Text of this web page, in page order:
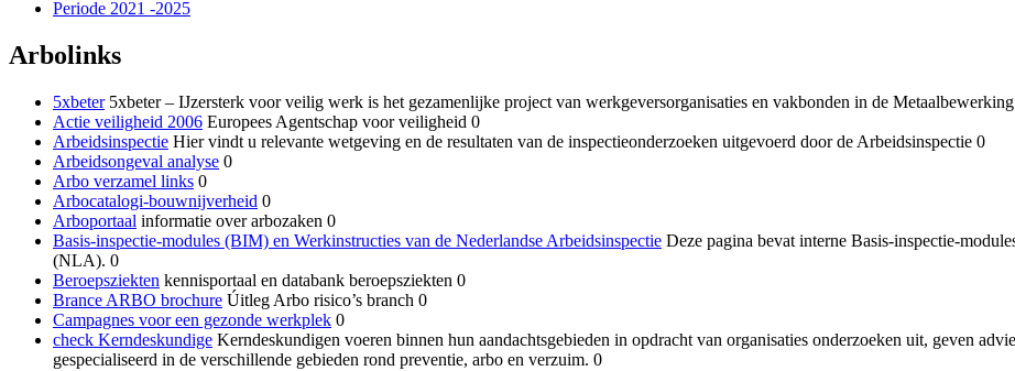
Periode 2021 -2025
Arbolinks
5xbeter5xbeter – IJzersterk voor veilig werk is het gezamenlijke project van werkgeversorganisaties en vakbonden in de
Actie veiligheid 2006 Europees Agentschap voor veiligheid 0
Arbeidsinspectie Hier vindt u relevante wetgeving en de resultaten van de inspectieonderzoeken uitgevoerd door de Arbeidsinspectie 0
Arbeidsongeval analyse 0
Arbo verzamel links 0
Arbocatalogi-bouwnijverheid 0
Arboportaal informatie over arbozaken 0
Basis-inspectie-modules (BIM) en Werkinstructies van de Nederlandse Arbeidsinspectie Deze pagina bevat interne Basis-inspectie-
(NLA). 0
Beroepsziekten kennisportaal en databank beroepsziekten 0
Brance ARBO brochure Úitleg Arbo risico’s branch 0
Campagnes voor een gezonde werkplek 0
check Kerndeskundige Kerndeskundigen voeren binnen hun aandachtsgebieden in opdracht van organisaties onderzoeken uit, geven
gespecialiseerd in de verschillende gebieden rond preventie, arbo en verzuim. 0